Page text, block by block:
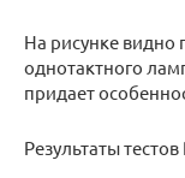
На рисунке
однотактного
придает
Результаты тестов